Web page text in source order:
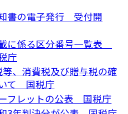
書の電子発行 受付開
に係る区分番号一覧表
庁
、消費税及び贈与税の確
て 国税庁
フレットの公表 国税庁